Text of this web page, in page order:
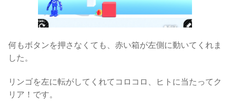
何もボタンを押さなくても、赤い箱が左側に動いてくれま
した。
リンゴを左に転がしてくれてコロコロ、ヒトに当たってク
リア！です。